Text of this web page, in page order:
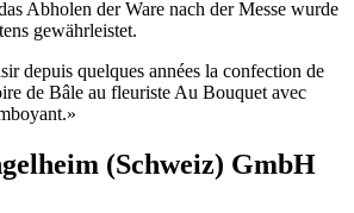
Abholen der Ware nach der Messe wurde
gewährleistet.
depuis quelques années la confection de
de Bâle au fleuriste Au Bouquet avec
(Schweiz) GmbH